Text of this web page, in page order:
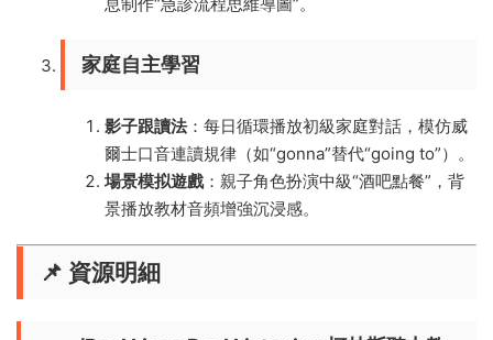
​家庭自主學習​
​影子跟讀法​​：每日循環播放初級家庭對話，模仿威
爾士口音連讀規律（如“gonna”替代“going to”）。
​場景模拟遊戲​​：親子角色扮演中級“酒吧點餐”，背
景播放教材音頻增強沉浸感。
📌 ​ 資源明細​